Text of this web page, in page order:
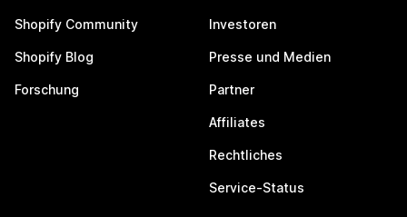
Shopify Community
Shopify Blog
Forschung
Investoren
Presse und Medien
Partner
Affiliates
Rechtliches
Service-Status